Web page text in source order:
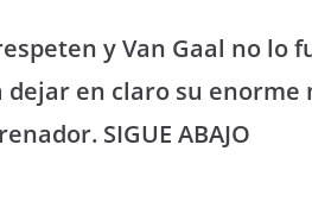
y Van Gaal no lo
en claro su enorme
SIGUE ABAJO